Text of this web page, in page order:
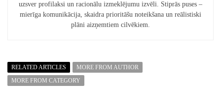
uzsver profilaksi un racionālu izmeklējumu izvēli. Stiprās puses –
mierīga komunikācija, skaidra prioritāšu noteikšana un reālistiski
plāni aizņemtiem cilvēkiem.
RELATED ARTICLES
MORE FROM AUTHOR
MORE FROM CATEGORY